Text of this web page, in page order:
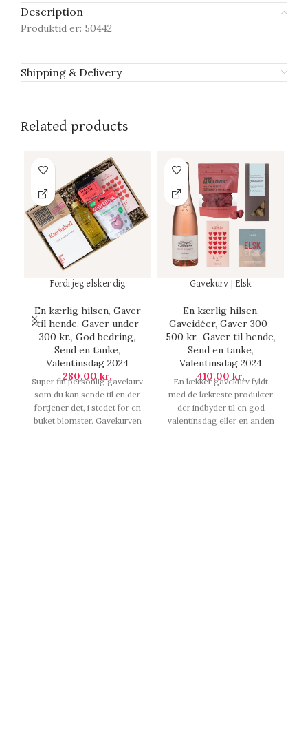
Description
Produktid er: 50442
Shipping & Delivery
Related products
Fordi jeg elsker dig
En kærlig hilsen, Gaver
til hende, Gaver under
300 kr., God bedring,
Send en tanke,
Valentinsdag 2024
280,00kr.
Super fin personlig gavekurv
som du kan sende til en der
fortjener det, i stedet for en
buket blomster. Gavekurven
Gavekurv | Elsk
En kærlig hilsen,
Gaveidéer, Gaver 300-
500 kr., Gaver til hende,
Send en tanke,
Valentinsdag 2024
410,00 kr.
En lækker gavekurv fyldt
med de lækreste produkter
der indbyder til en god
valentinsdag eller en anden